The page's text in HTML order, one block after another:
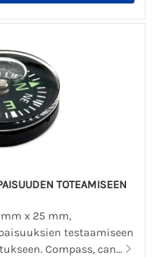
TOTEAMISEEN
x 25 mm,
testaamiseen
Compass, can...